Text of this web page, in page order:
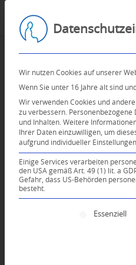
Wir nutzen Cookies auf unserer
Wenn Sie unter 16 Jahre alt sind
Wir verwenden Cookies und
zu verbessern.
Personenbezogene
und Inhalten. Weitere
Ihrer Daten einzuwilligen, um
aufgrund individueller
Einige Services verarbeiten
den USA gemäß Art. 49 (1) lit. a
Gefahr, dass US-Behörden
besteht.
Es folgt eine Liste der
Essenziell